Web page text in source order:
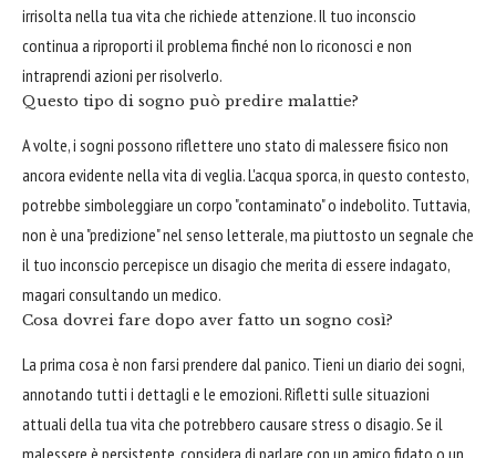
irrisolta nella tua vita che richiede attenzione. Il tuo inconscio
continua a riproporti il problema finché non lo riconosci e non
intraprendi azioni per risolverlo.
Questo tipo di sogno può predire malattie?
A volte, i sogni possono riflettere uno stato di malessere fisico non
ancora evidente nella vita di veglia. L'acqua sporca, in questo contesto,
potrebbe simboleggiare un corpo "contaminato" o indebolito. Tuttavia,
non è una "predizione" nel senso letterale, ma piuttosto un segnale che
il tuo inconscio percepisce un disagio che merita di essere indagato,
magari consultando un medico.
Cosa dovrei fare dopo aver fatto un sogno così?
La prima cosa è non farsi prendere dal panico. Tieni un diario dei sogni,
annotando tutti i dettagli e le emozioni. Rifletti sulle situazioni
attuali della tua vita che potrebbero causare stress o disagio. Se il